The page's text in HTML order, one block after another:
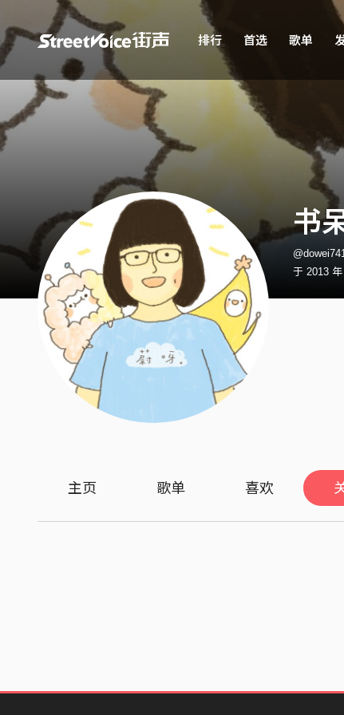
排行 首选 歌单
书
于 2013
主页 歌单 喜欢